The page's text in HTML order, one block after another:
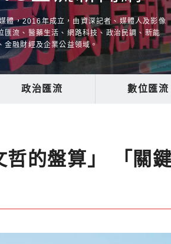
體，2016年成立，由資深記者、媒體人及影像
匯流、醫藥生活、網路科技、政治民調、新能
金融財經及企業公益領域。
政治匯流 數位匯流
哲的盤算」 「關